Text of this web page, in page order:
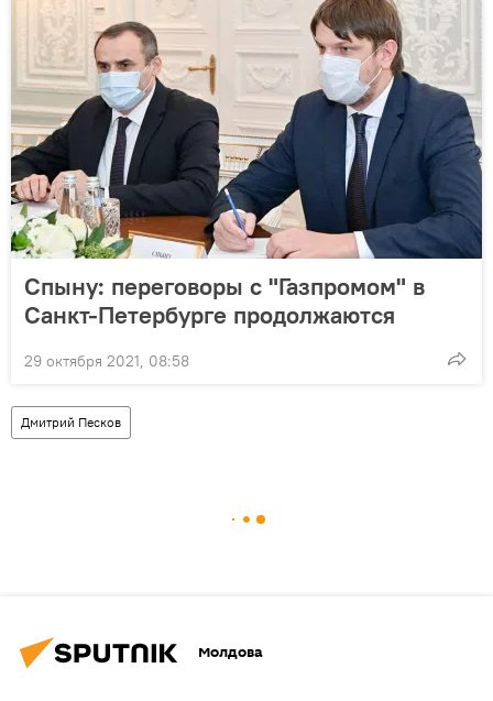
Спыну: переговоры с "Газпромом" в
Санкт-Петербурге продолжаются
29 октября 2021, 08:58
Дмитрий Песков
Молдова